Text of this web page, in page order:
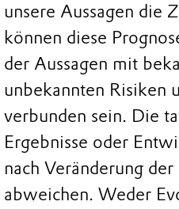
unsere Aussagen die
können diese
der Aussagen mit
unbekannten Risiken
verbunden sein. Die
Ergebnisse oder
nach Veränderung
abweichen. Weder